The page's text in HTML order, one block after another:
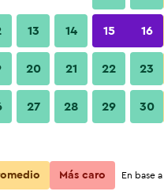
Total noche
$16 Ver oferta
13 14 15 16
20 21 22 23
27 28 29 30
Más caro En base